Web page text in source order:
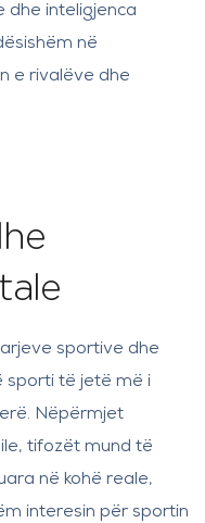
dhe inteligjenca
në
e rivalëve dhe
sportive dhe
sporti të jetë më i
Nëpërmjet
tifozët mund të
në kohë reale,
interesin për sportin